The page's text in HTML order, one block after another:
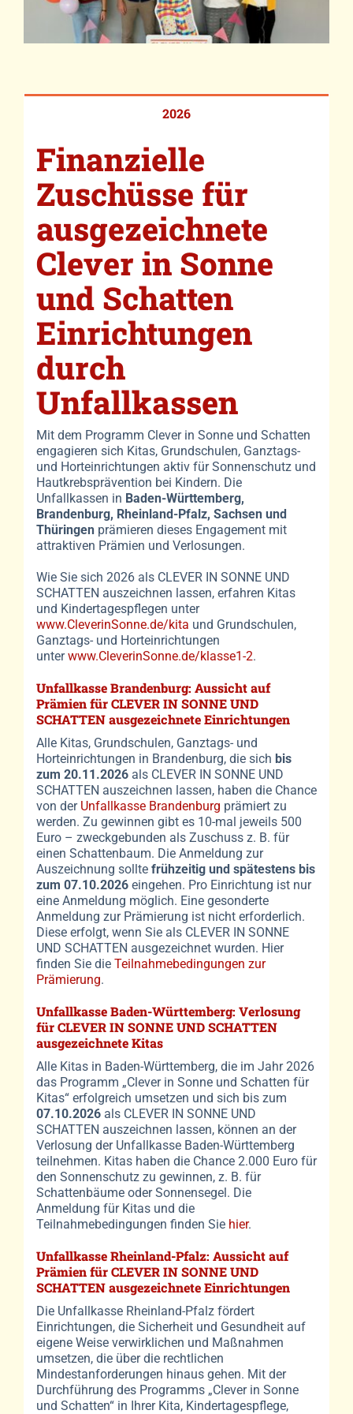
2026
Finanzielle
Zuschüsse für
ausgezeichnete
Clever in Sonne
und Schatten
Einrichtungen
durch
Unfallkassen
Mit dem Programm Clever in Sonne und Schatten
engagieren sich Kitas, Grundschulen, Ganztags-
und Horteinrichtungen aktiv für Sonnenschutz und
Hautkrebsprävention bei Kindern. Die
Unfallkassen in Baden-Württemberg,
Brandenburg, Rheinland-Pfalz, Sachsen und
Thüringenprämieren dieses Engagement mit
attraktiven Prämien und Verlosungen.
Wie Sie sich 2026 als CLEVER IN SONNE UND
SCHATTEN auszeichnen lassen, erfahren Kitas
und Kindertagespflegen unter
www.CleverinSonne.de/kita und Grundschulen,
Ganztags- und Horteinrichtungen
unterwww.CleverinSonne.de/klasse1-2.
Unfallkasse Brandenburg: Aussicht auf
Prämien für CLEVER IN SONNE UND
SCHATTEN ausgezeichnete Einrichtungen
Alle Kitas, Grundschulen, Ganztags- und
Horteinrichtungen in Brandenburg, die sich bis
zum 20.11.2026als CLEVER IN SONNE UND
SCHATTEN auszeichnen lassen, haben die Chance
von der Unfallkasse Brandenburg prämiert zu
werden. Zu gewinnen gibt es 10-mal jeweils 500
Euro – zweckgebunden als Zuschuss z. B. für
einen Schattenbaum. Die Anmeldung zur
Auszeichnung sollte frühzeitig und spätestens bis
zum 07.10.2026 eingehen. Pro Einrichtung ist nur
eine Anmeldung möglich. Eine gesonderte
Anmeldung zur Prämierung ist nicht erforderlich.
Diese erfolgt, wenn Sie als CLEVER IN SONNE
UND SCHATTEN ausgezeichnet wurden. Hier
finden Sie die Teilnahmebedingungen zur
Prämierung.
Unfallkasse Baden-Württemberg: Verlosung
für CLEVER IN SONNE UND SCHATTEN
ausgezeichnete Kitas
Alle Kitas in Baden-Württemberg, die im Jahr 2026
das Programm „Clever in Sonne und Schatten für
Kitas“ erfolgreich umsetzen und sich bis zum
07.10.2026als CLEVER IN SONNE UND
SCHATTEN auszeichnen lassen, können an der
Verlosung der Unfallkasse Baden-Württemberg
teilnehmen. Kitas haben die Chance 2.000 Euro für
den Sonnenschutz zu gewinnen, z. B. für
Schattenbäume oder Sonnensegel. Die
Anmeldung für Kitas und die
Teilnahmebedingungen finden Sie hier.
Unfallkasse Rheinland-Pfalz: Aussicht auf
Prämien für CLEVER IN SONNE UND
SCHATTEN ausgezeichnete Einrichtungen
Die Unfallkasse Rheinland-Pfalz fördert
Einrichtungen, die Sicherheit und Gesundheit auf
eigene Weise verwirklichen und Maßnahmen
umsetzen, die über die rechtlichen
Mindestanforderungen hinaus gehen. Mit der
Durchführung des Programms „Clever in Sonne
und Schatten“ in Ihrer Kita, Kindertagespflege,